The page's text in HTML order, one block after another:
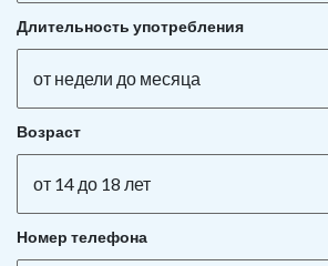
Длительность употребления
от недели до месяца
Возраст
от 14 до 18 лет
Номер телефона